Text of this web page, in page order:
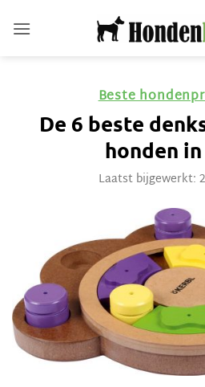
naar
Beste
De 6 beste
honden
Laatst bijgewerkt: